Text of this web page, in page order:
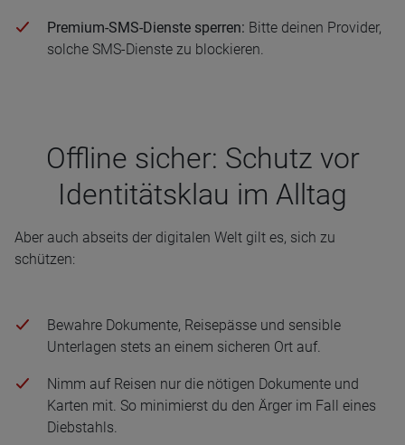
Premium-SMS-Dienste sperren: Bitte deinen Provider,
solche SMS-Dienste zu blockieren.
Off­line sicher: Schutz vor
Iden­ti­täts­klau im All­tag
Aber auch abseits der digitalen Welt gilt es, sich zu
schützen:
Bewahre Dokumente, Reisepässe und sensible
Unterlagen stets an einem sicheren Ort auf.
Nimm auf Reisen nur die nötigen Dokumente und
Karten mit. So minimierst du den Ärger im Fall eines
Diebstahls.